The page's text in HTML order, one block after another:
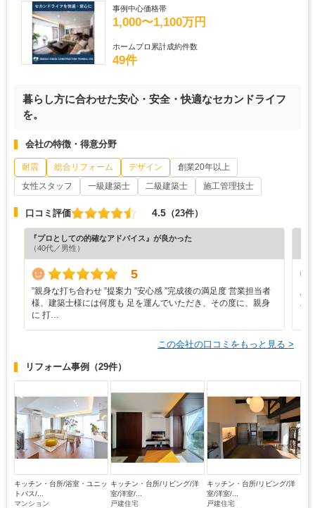
事例中心価格帯
1,000〜1,100万円
ホームプロ累計成約件数
49件
暮らし方に合わせた安心・安全・快適なセカンドライフ
を。
会社の特徴・得意分野
耐震 総合リフォーム デザイン
創業20年以上
女性スタッフ
一級建築士 二級建築士 施工管理技士
口コミ評価 4.5 （23件）
『プロとしての的確なアドバイス』が良かった
（40代／男性）
5
”‬親身な打ち合わせ ‪”‬提案力 ‪”‬安心感 ‪”‬完成後の満足度 営業担当者
様、建築士様には何度も 足を運んでいただき、その度に、親身
に 打…
ス
この会社の口コミをもっと見る >
リフォーム事例 （29件）
キッチン・台所/浴室・ユニッ
トバス/...
マンション
キッチン・台所/リビング/洋
室/洋室/...
戸建住宅
キッチン・台所/リビング/洋
室/洋室/...
戸建住宅